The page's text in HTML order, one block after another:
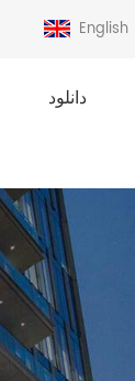
English
دانلود